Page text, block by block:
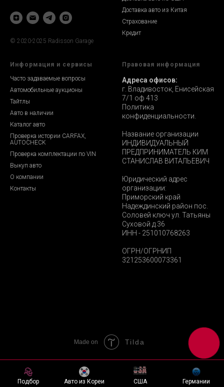
Подбор Авто из Кореи США Германии
© 2020-2025 Radisson Garage
Доставка авто из Китая
Страхование
Кредит
Информация и сервисы
Часто задаваемые вопросы
Автомобильные аукционы
Тайтлы
Авто в наличии
Каталог авто
Проверка истории CARFAX,
AUTOCHECK
Проверка комплектации по VIN
Выкуп авто
О компании
Контакты
Правовая информация
Адреса офисов:
г. Владивосток, Енисейская
7/1 оф 413
Политика
конфиденциальности.
Название организации
ИНДИВИДУАЛЬНЫЙ
ПРЕДПРИНИМАТЕЛЬ КИМ
СТАНИСЛАВ ВИТАЛЬЕВИЧ
Юридический адрес
организации:
Приморский край
Надеждинский район пос.
Соловей ключ ул. Татьяны
Суховой д.36
ИНН - 251010768263
ОГРН/ОГРНИП
321253600073361
Made on Tilda